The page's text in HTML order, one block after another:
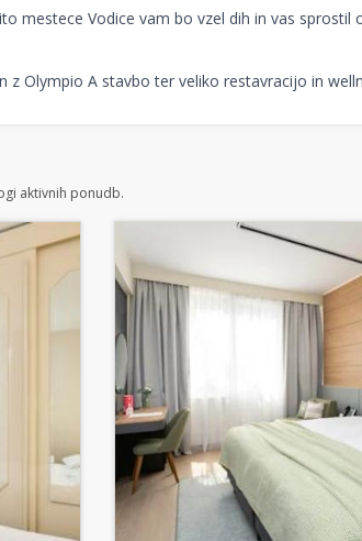
mestece Vodice vam bo vzel dih in vas sprostil
z Olympio A stavbo ter veliko restavracijo in
aktivnih ponudb.